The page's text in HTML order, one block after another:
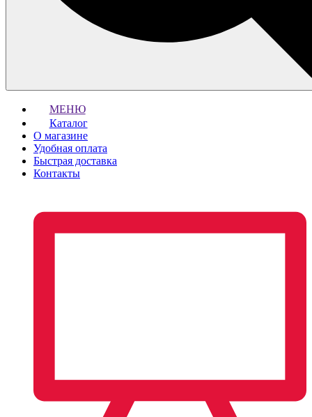
МЕНЮ
Каталог
О магазине
Удобная оплата
Быстрая доставка
Контакты